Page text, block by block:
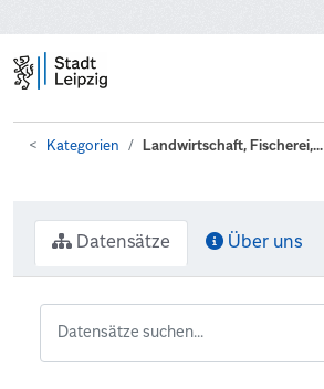
Kategorien Landwirtschaft, Fischerei,...
Datensätze Über uns